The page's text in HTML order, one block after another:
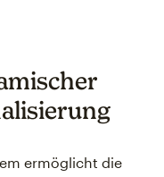
ermöglicht die